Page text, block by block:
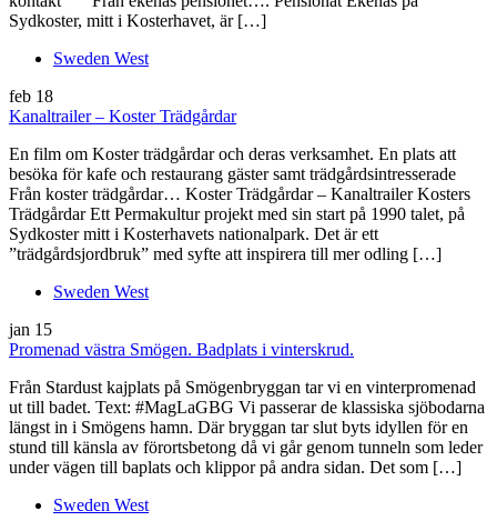
Sydkoster, mitt i Kosterhavet, är […]
Sweden West
feb 18
Kanaltrailer – Koster Trädgårdar
En film om Koster trädgårdar och deras verksamhet. En plats att
besöka för kafe och restaurang gäster samt trädgårdsintresserade
Från koster trädgårdar… Koster Trädgårdar – Kanaltrailer Kosters
Trädgårdar Ett Permakultur projekt med sin start på 1990 talet, på
Sydkoster mitt i Kosterhavets nationalpark. Det är ett
”trädgårdsjordbruk” med syfte att inspirera till mer odling […]
Sweden West
jan 15
Promenad västra Smögen. Badplats i vinterskrud.
Från Stardust kajplats på Smögenbryggan tar vi en vinterpromenad
ut till badet. Text: #MagLaGBG Vi passerar de klassiska sjöbodarna
längst in i Smögens hamn. Där bryggan tar slut byts idyllen för en
stund till känsla av förortsbetong då vi går genom tunneln som leder
under vägen till baplats och klippor på andra sidan. Det som […]
Sweden West